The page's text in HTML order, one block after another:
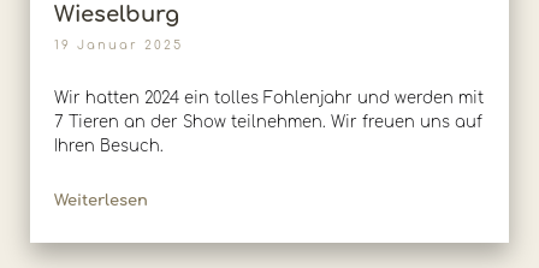
Wieselburg
19 Januar 2025
Wir hatten 2024 ein tolles Fohlenjahr und werden mit
7 Tieren an der Show teilnehmen. Wir freuen uns auf
Ihren Besuch.
Weiterlesen